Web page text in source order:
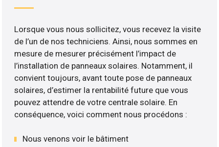
Lorsque vous nous sollicitez, vous recevez la visite
de l’un de nos techniciens. Ainsi, nous sommes en
mesure de mesurer précisément l’impact de
l’installation de panneaux solaires. Notamment, il
convient toujours, avant toute pose de panneaux
solaires, d’estimer la rentabilité future que vous
pouvez attendre de votre centrale solaire. En
conséquence, voici comment nous procédons :
Nous venons voir le bâtiment